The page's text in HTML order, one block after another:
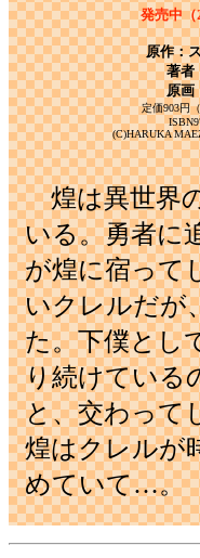
発売中（
原作：
著者
原画
定価903円
(C)HARUKA
煌は異世界の
いる。勇者に
が煌に宿って
いクレルだが
た。下僕とし
り続けている
と、交わって
煌はクレルが
めていて…。